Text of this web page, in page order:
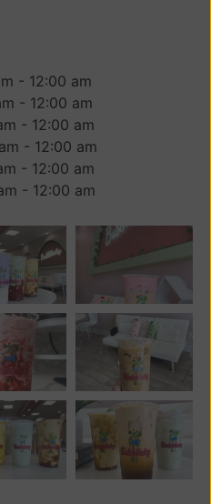
- 12:00 am
- 12:00 am
- 12:00 am
- 12:00 am
- 12:00 am
- 12:00 am